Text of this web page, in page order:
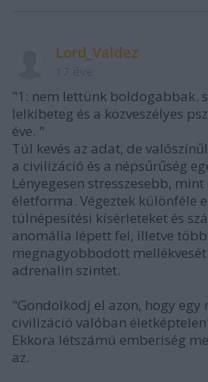
Lord_Valdez
"1: nem lettünk boldogabbak.
lelkibeteg és a közveszélyes
éve. "
Túl kevés az adat, de
a civilizáció és a népsűrűség
Lényegesen stresszesebb,
életforma. Végeztek különféle
túlnépesítési kísérleteket és
anomália lépett fel, illetve
megnagyobbodott
adrenalin szintet.
"Gondolkodj el azon, hogy egy
civilizáció valóban
Ekkora létszámú emberiség
az.